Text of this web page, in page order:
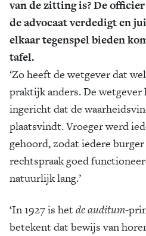
van de zitting is? De
de advocaat verdedigt en
elkaar tegenspel bieden
tafel.
‘Zo heeft de wetgever dat
praktijk anders. De
ingericht dat de
plaatsvindt. Vroeger werd
gehoord, zodat iedere
rechtspraak goed
natuurlijk lang.’
‘In 1927 is het de auditum-
betekent dat bewijs van